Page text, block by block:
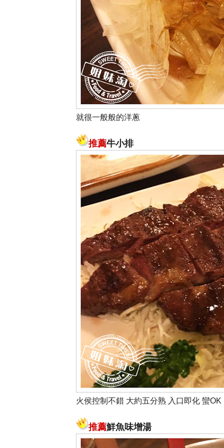
就很一般般的洋蔥
推薦牛小排
火侯控制不錯 大約五分熟 入口即化 蠻OK
推薦鮮魚味增湯